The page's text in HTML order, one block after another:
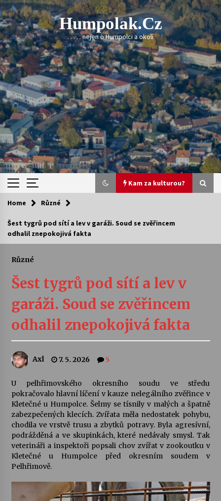
Skip
to
content
Humpolak.cz
. . . . . nejen o Humpolci a okolí
Kam za kulturou?
Kam za kulturou?
Vernisáž výstavy Josefíny Duškové: Stávám se
kapkou
30. 7. 2026
Veselí muzikanti
30. 7. 2026
šedesátka: 28. 7.–1. 8. 2026
28. 7. 2026
Letní koncerty ve Stromovce: Kolchoz a
Jenakaši
28. 7. 2026
Home Různé
Šest tygrů pod sítí a lev v garáži. Soud se zvěřincem
odhalil znepokojivá fakta
Různé
Šest tygrů pod sítí a lev v
garáži. Soud se zvěřincem
odhalil znepokojivá fakta
Axl 7. 5. 2026 5
U pelhřimovského okresního soudu ve středu
pokračovalo hlavní líčení v kauze nelegálního zvěřince v
Kletečné u Humpolce. Šelmy se tísnily v malých a špatně
zabezpečených klecích. Zvířata měla nedostatek pohybu,
chodila ve vrstvě trusu a zbytků potravy. Byla agresívní,
podrážděná a ve skupinkách, které nedávaly smysl. Tak
veterináři a inspektoři popsali chov zvířat v zookoutku v
Kletečné u Humpolce před okresním soudem v
Pelhřimově.